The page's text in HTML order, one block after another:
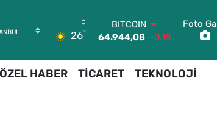
26°
BITCOIN
64.944,08 -0.18
47,7436 0.18
EURO
Foto
ÖZEL HABER TİCARET TEKNOLOJİ